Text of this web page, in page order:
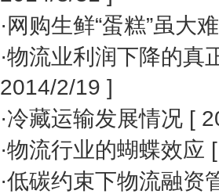
·网购生鲜“蛋糕”虽大
·物流业利润下降的真
2014/2/19 ]
·冷藏运输发展情况 [
·物流行业的蝴蝶效应
·低碳约束下物流融资